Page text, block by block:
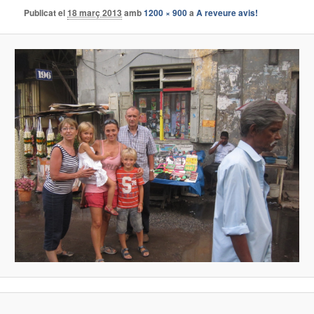
Publicat el18 març 2013 amb1200 × 900aA reveure avis!